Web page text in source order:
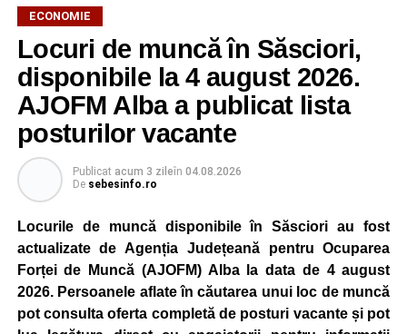
Potrivit unui comunicat al companiei, măsura va fi aplicată
gradual, în funcție de necesitățile sistemului energetic.
Reprezentanții Kronospan precizează că evoluția situației
este monitorizată permanent, iar activitatea va reveni la
capacitate normală imediat ce condițiile vor permite.
Compania dă asigurări că oprirea temporară a unor linii
de producție nu va afecta livrările către clienți.
Kronospan se numără printre cei mai mari consumatori de
energie electrică din România. O parte din necesarul
energetic este acoperită prin producția proprie de energie,
realizată cu ajutorul panourilor fotovoltaice și al unităților
de cogenerare.
Reprezentanții companiei afirmă că vor continua
ECONOMIE
Locuri de muncă în Săsciori,
disponibile la 4 august 2026.
AJOFM Alba a publicat lista
posturilor vacante
Publicat acum 3 zileîn 04.08.2026
De sebesinfo.ro
Locurile de muncă disponibile în Săsciori au fost
actualizate de Agenția Județeană pentru Ocuparea
Forței de Muncă (AJOFM) Alba la data de 4 august
2026. Persoanele aflate în căutarea unui loc de muncă
pot consulta oferta completă de posturi vacante și pot